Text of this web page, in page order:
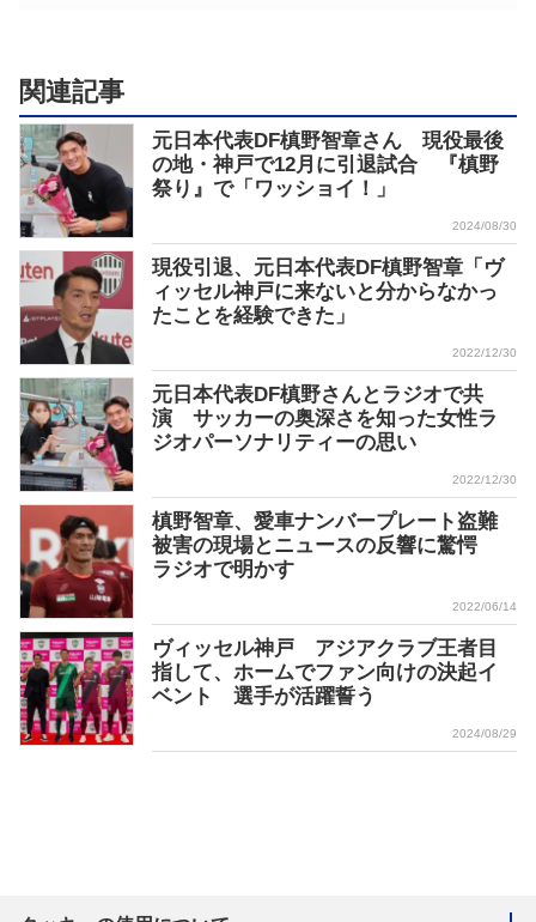
関連記事
元日本代表DF槙野智章さん 現役最後
の地・神戸で12月に引退試合 『槙野
祭り』で「ワッショイ！」
2024/08/30
現役引退、元日本代表DF槙野智章「ヴ
ィッセル神戸に来ないと分からなかっ
たことを経験できた」
2022/12/30
元日本代表DF槙野さんとラジオで共
演 サッカーの奥深さを知った女性ラ
ジオパーソナリティーの思い
2022/12/30
槙野智章、愛車ナンバープレート盗難
被害の現場とニュースの反響に驚愕
ラジオで明かす
2022/06/14
ヴィッセル神戸 アジアクラブ王者目
指して、ホームでファン向けの決起イ
ベント 選手が活躍誓う
2024/08/29